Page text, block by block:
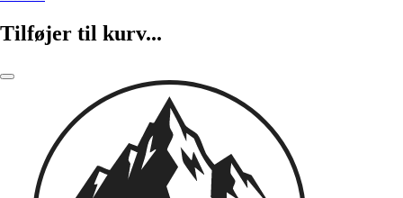
Tilføjer til kurv...